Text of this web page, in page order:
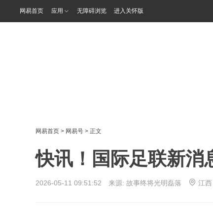
网易首页 应用 无障碍浏览 进入关怀版
网易首页 > 网易号 > 正文
快讯！国际足联新消
2026-05-11 09:51:52 来源: 故事终将光明磊落 江西